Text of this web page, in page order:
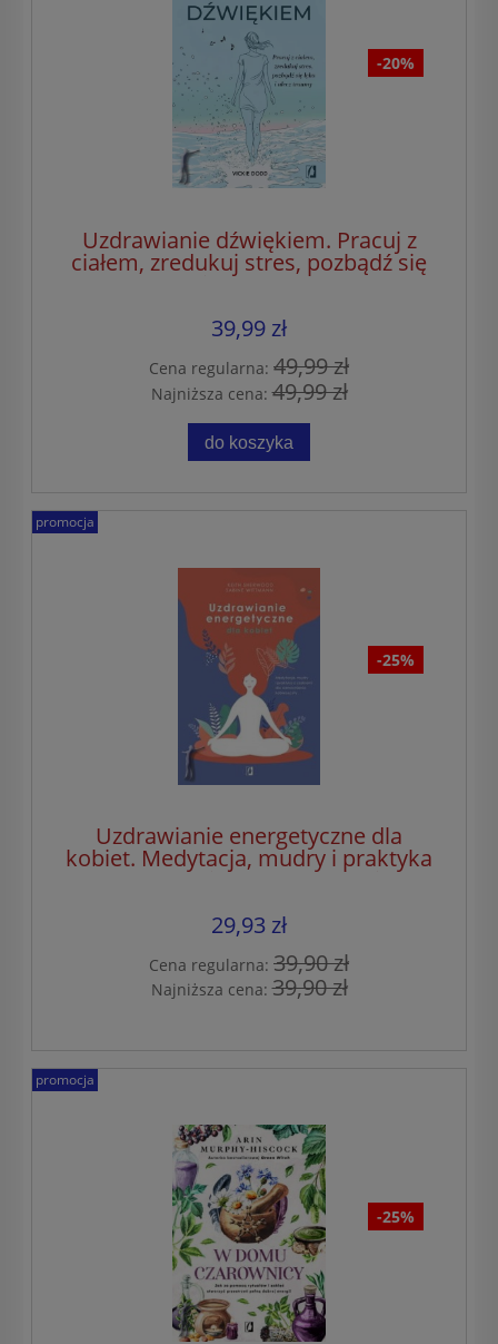
-20%
Uzdrawianie dźwiękiem. Pracuj z
ciałem, zredukuj stres, pozbądź się
lęku i ulecz traumy
39,99 zł
Cena regularna: 49,99 zł
Najniższa cena:49,99 zł
do koszyka
-25%
Uzdrawianie energetyczne dla
kobiet. Medytacja, mudry i praktyka
z czakrami dla wzmocnienia
29,93 zł
Cena regularna: 39,90 zł
Najniższa cena:39,90 zł
promocja
-25%
promocja